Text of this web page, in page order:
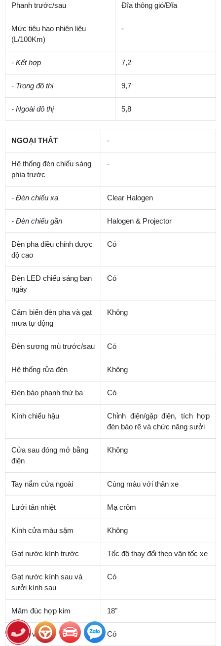
Phanh trước/sau Đĩa thông gió/Đĩa
Mức tiêu hao nhiên liệu
(L/100Km)
-
- Kết hợp 7,2
- Trong đô thị 9,7
- Ngoài đô thị 5,8
NGOẠI THẤT -
Hệ thống đèn chiếu sáng
phía trước
-
- Đèn chiếu xa Clear Halogen
- Đèn chiếu gần Halogen & Projector
Đèn pha điều chỉnh được
độ cao
Có
Đèn LED chiếu sáng ban
ngày
Có
Cảm biến đèn pha và gạt
mưa tự động
Không
Đèn sương mù trước/sau Có
Hệ thống rửa đèn Không
Đèn báo phanh thứ ba Có
Kính chiếu hậu
Chỉnh điện/gập điện, tích hợp
đèn báo rẽ và chức năng sưởi
Cửa sau đóng mở bằng
điện
Không
Tay nắm cửa ngoài Cùng màu với thân xe
Lưới tản nhiệt Mạ crôm
Kính cửa màu sậm Không
Gạt nước kính trước Tốc độ thay đổi theo vận tốc xe
Gạt nước kính sau và
sưởi kính sau
Có
Mâm đúc hợp kim 18"
Anten vây cá Có